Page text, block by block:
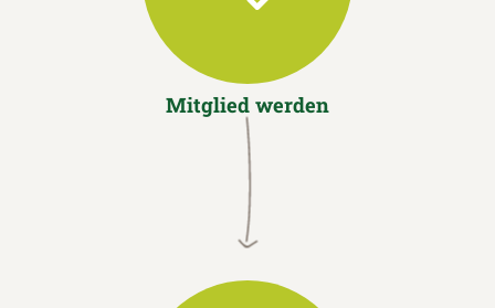
Mitglied werden